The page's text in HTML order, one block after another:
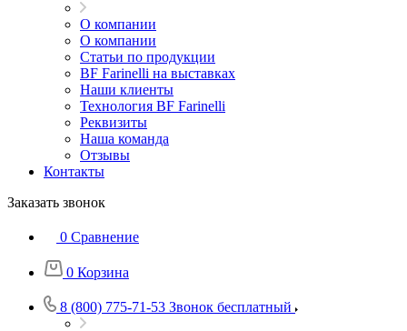
О компании
О компании
Статьи по продукции
BF Farinelli на выставках
Наши клиенты
Технология BF Farinelli
Реквизиты
Наша команда
Отзывы
Контакты
Заказать звонок
0 Сравнение
0 Корзина
8 (800) 775-71-53 Звонок бесплатный